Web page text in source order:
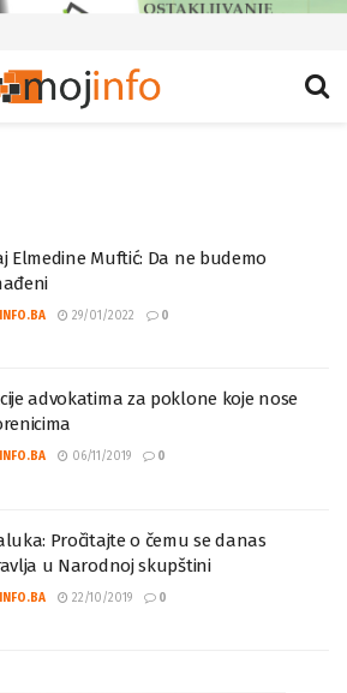
Elmedine Muftić: Da ne budemo
29/01/2022 0
advokatima za poklone koje nose
06/11/2019 0
Pročitajte o čemu se danas
u Narodnoj skupštini
22/10/2019 0